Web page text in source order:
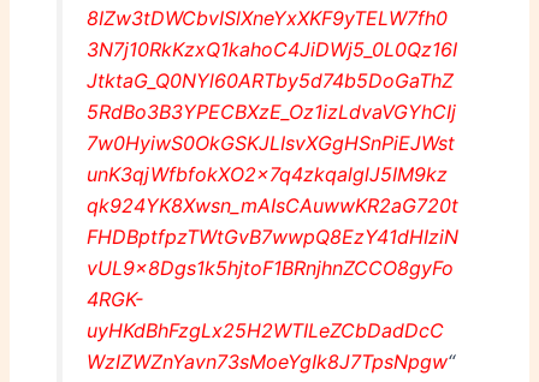
8IZw3tDWCbvISlXneYxXKF9yTELW7fh0
3N7j10RkKzxQ1kahoC4JiDWj5_0L0Qz16I
JtktaG_Q0NYl60ARTby5d74b5DoGaThZ
5RdBo3B3YPECBXzE_Oz1izLdvaVGYhCIj
7w0HyiwS0OkGSKJLIsvXGgHSnPiEJWst
unK3qjWfbfokXO2x7q4zkqalglJ5IM9kz
qk924YK8Xwsn_mAIsCAuwwKR2aG720t
FHDBptfpzTWtGvB7wwpQ8EzY41dHIziN
vUL9x8Dgs1k5hjtoF1BRnjhnZCCO8gyFo
4RGK-
uyHKdBhFzgLx25H2WTILeZCbDadDcC
WzIZWZnYavn73sMoeYgIk8J7TpsNpgw“